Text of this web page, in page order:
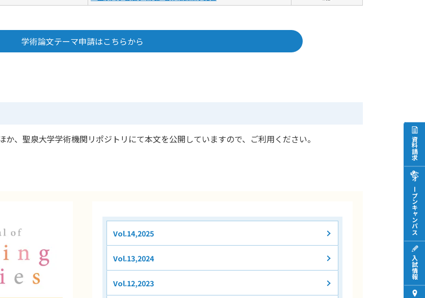
学術論文テーマ申請はこちらから
、聖泉大学学術機関リポジトリにて本文を公開していますので、ご利用ください。
Vol.14,2025
Vol.13,2024
Vol.12,2023
資料請求
オープンキャンパス
入試情報